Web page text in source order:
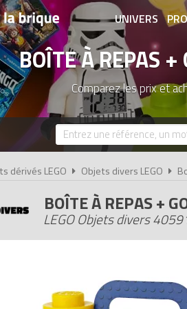
UNIVERS
BOÎTE À REPAS +
Comparez les prix et
dérivés LEGO Objets divers LEGO
BOÎTE À REPAS +
LEGO Objets divers